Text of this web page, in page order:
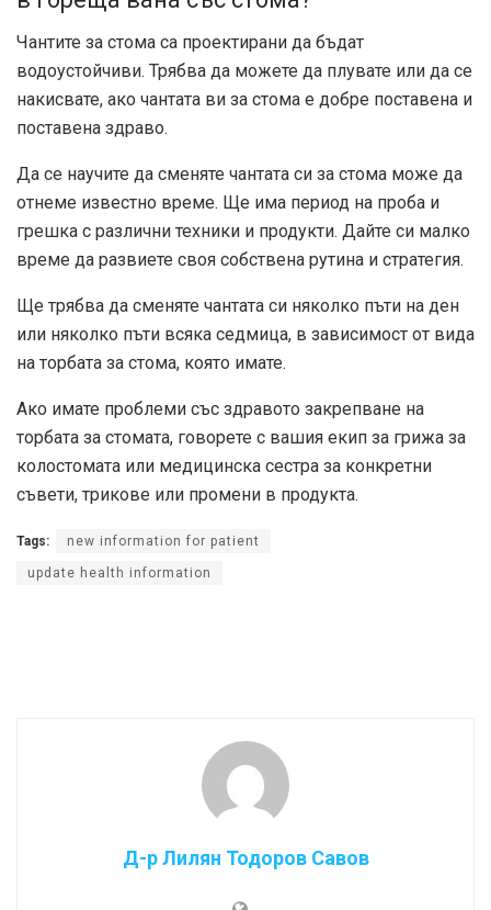
Чантите за стома са проектирани да бъдат
водоустойчиви. Трябва да можете да плувате или да се
накисвате, ако чантата ви за стома е добре поставена и
поставена здраво.
Да се ​​научите да сменяте чантата си за стома може да
отнеме известно време. Ще има период на проба и
грешка с различни техники и продукти. Дайте си малко
време да развиете своя собствена рутина и стратегия.
Ще трябва да сменяте чантата си няколко пъти на ден
или няколко пъти всяка седмица, в зависимост от вида
на торбата за стома, която имате.
Ако имате проблеми със здравото закрепване на
торбата за стомата, говорете с вашия екип за грижа за
колостомата или медицинска сестра за конкретни
съвети, трикове или промени в продукта.
Tags: new information for patient
update health information
Д-р Лилян Тодоров Савов